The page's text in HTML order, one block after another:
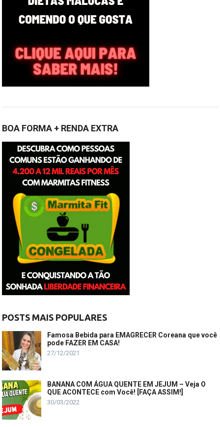
BOA FORMA + RENDA EXTRA
POSTS MAIS POPULARES
Famosa Bebida para EMAGRECER Coreana que você
pode FAZER EM CASA!
27/12/2021
BANANA COM ÁGUA QUENTE EM JEJUM – Veja O
QUE ACONTECE com Você! [FAÇA ASSIM!]
30/03/2022